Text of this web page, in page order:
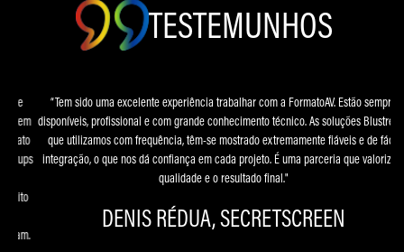
TESTEMUNHOS
“Tem sido uma excelente experiência trabalhar com a FormatoAV. Estão sempre
disponíveis, profissional e com grande conhecimento técnico. As soluções Blustream,
que utilizamos com frequência, têm-se mostrado extremamente fiáveis e de fácil
integração, o que nos dá confiança em cada projeto. É uma parceria que valoriza a
qualidade e o resultado final."
DENIS RÉDUA, SECRETSCREEN